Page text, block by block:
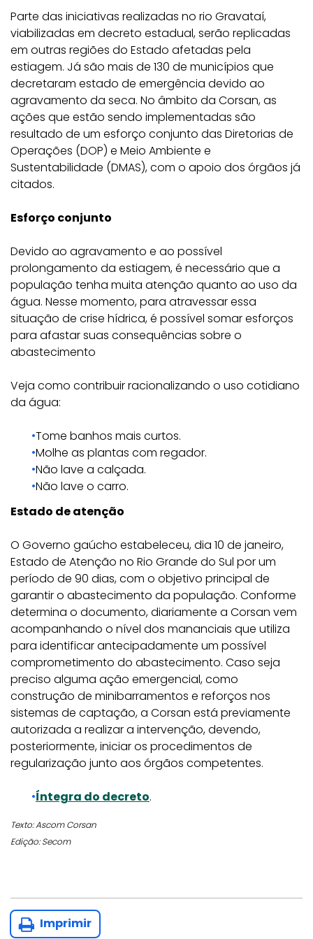
Parte das iniciativas realizadas no rio Gravataí,
viabilizadas em decreto estadual, serão replicadas
em outras regiões do Estado afetadas pela
estiagem. Já são mais de 130 de municípios que
decretaram estado de emergência devido ao
agravamento da seca. No âmbito da Corsan, as
ações que estão sendo implementadas são
resultado de um esforço conjunto das Diretorias de
Operações (DOP) e Meio Ambiente e
Sustentabilidade (DMAS), com o apoio dos órgãos já
citados.
Esforço conjunto
Devido ao agravamento e ao possível
prolongamento da estiagem, é necessário que a
população tenha muita atenção quanto ao uso da
água. Nesse momento, para atravessar essa
situação de crise hídrica, é possível somar esforços
para afastar suas consequências sobre o
abastecimento
Veja como contribuir racionalizando o uso cotidiano
da água:
Tome banhos mais curtos.
Molhe as plantas com regador.
Não lave a calçada.
Não lave o carro.
Estado de atenção
O Governo gaúcho estabeleceu, dia 10 de janeiro,
Estado de Atenção no Rio Grande do Sul por um
período de 90 dias, com o objetivo principal de
garantir o abastecimento da população. Conforme
determina o documento, diariamente a Corsan vem
acompanhando o nível dos mananciais que utiliza
para identificar antecipadamente um possível
comprometimento do abastecimento. Caso seja
preciso alguma ação emergencial, como
construção de minibarramentos e reforços nos
sistemas de captação, a Corsan está previamente
autorizada a realizar a intervenção, devendo,
posteriormente, iniciar os procedimentos de
regularização junto aos órgãos competentes.
Íntegra do decreto.
Texto: Ascom Corsan
Edição: Secom
Imprimir